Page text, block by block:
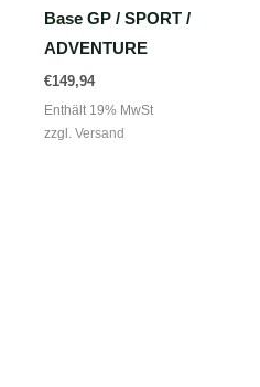
Base GP / SPORT /
ADVENTURE
€149,94
Enthält 19% MwSt
zzgl. Versand